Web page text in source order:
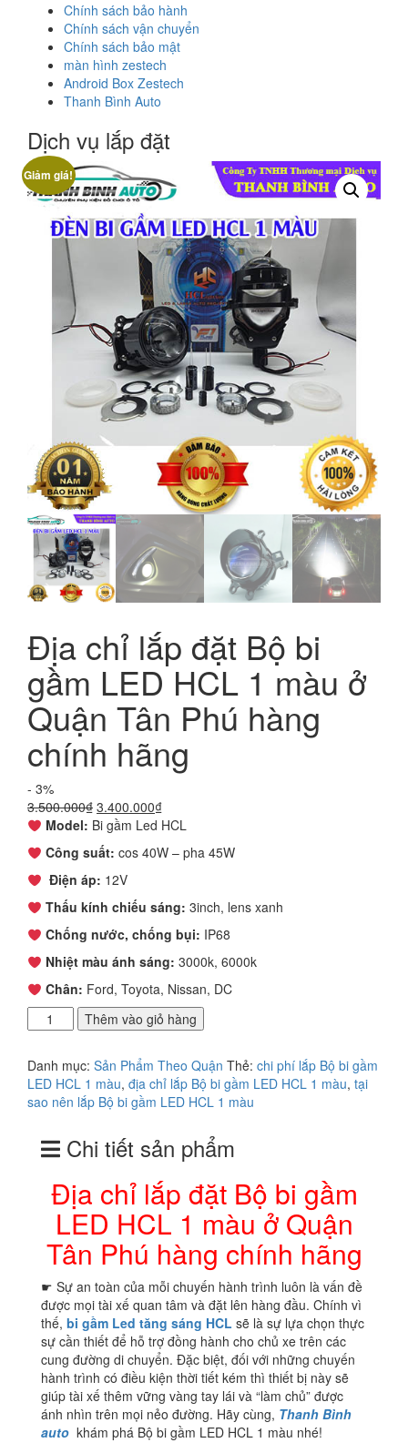
Chính sách bảo hành
Chính sách vận chuyển
Chính sách bảo mật
màn hình zestech
Android Box Zestech
Thanh Bình Auto
Dịch vụ lắp đặt
Giảm giá!
Địa chỉ lắp đặt Bộ bi
gầm LED HCL 1 màu ở
Quận Tân Phú hàng
chính hãng
- 3%
3.500.000₫ Giá
gốc
là:
3.500.000₫.
3.400.000₫Giá
hiện
là:
Model: Bi gầm Led HCL
Công suất: cos 40W – pha 45W
Điện áp: 12V
Thấu kính chiếu sáng: 3inch, lens xanh
Chống nước, chống bụi: IP68
Nhiệt màu ánh sáng: 3000k, 6000k
Chân: Ford, Toyota, Nissan, DC
chỉ
đặt
Bộ
bi
LED
HCL
màu
Quận
Tân
hàng
chính
hãng
số
lượng
Thêm vào giỏ hàng
Danh mục: Sản Phẩm Theo Quận Thẻ: chi phí lắp Bộ bi gầm
LED HCL 1 màu, địa chỉ lắp Bộ bi gầm LED HCL 1 màu, tại
sao nên lắp Bộ bi gầm LED HCL 1 màu
Chi tiết sản phẩm
Địa chỉ lắp đặt Bộ bi gầm
LED HCL 1 màu ở Quận
Tân Phú hàng chính hãng
☛ Sự an toàn của mỗi chuyến hành trình luôn là vấn đề
được mọi tài xế quan tâm và đặt lên hàng đầu. Chính vì
thế, bi gầm Led tăng sáng HCL sẽ là sự lựa chọn thực
sự cần thiết để hỗ trợ đồng hành cho chủ xe trên các
cung đường di chuyển. Đặc biệt, đối với những chuyến
hành trình có điều kiện thời tiết kém thì thiết bị này sẽ
giúp tài xế thêm vững vàng tay lái và “làm chủ” được
ánh nhìn trên mọi nẻo đường. Hãy cùng, Thanh Bình
auto khám phá Bộ bi gầm LED HCL 1 màu nhé!